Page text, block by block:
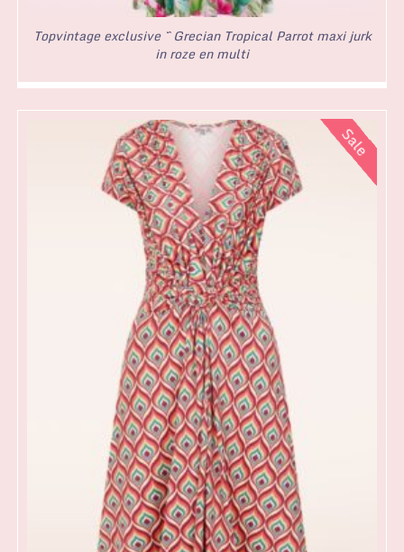
Topvintage exclusive ~ Grecian Tropical Parrot maxi jurk
in roze en multi